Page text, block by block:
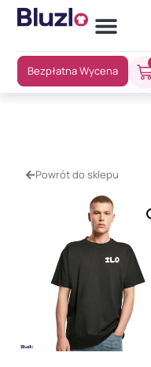
Bezpłatna Wycena
Powrót do sklepu